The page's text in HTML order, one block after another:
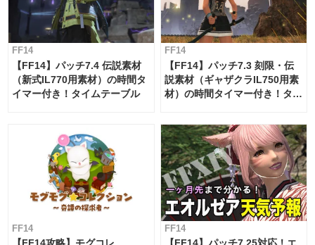
FF14
【FF14】パッチ7.4 伝説素材
（新式IL770用素材）の時間タ
イマー付き！タイムテーブル
FF14
【FF14】パッチ7.3 刻限・伝
説素材（ギャザクラIL750用素
材）の時間タイマー付き！タイ
FF14 FF14